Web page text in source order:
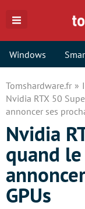
Windows
Tomshardware.fr
Nvidia RTX 50
annoncer ses
Nvidia
quand
GPUs